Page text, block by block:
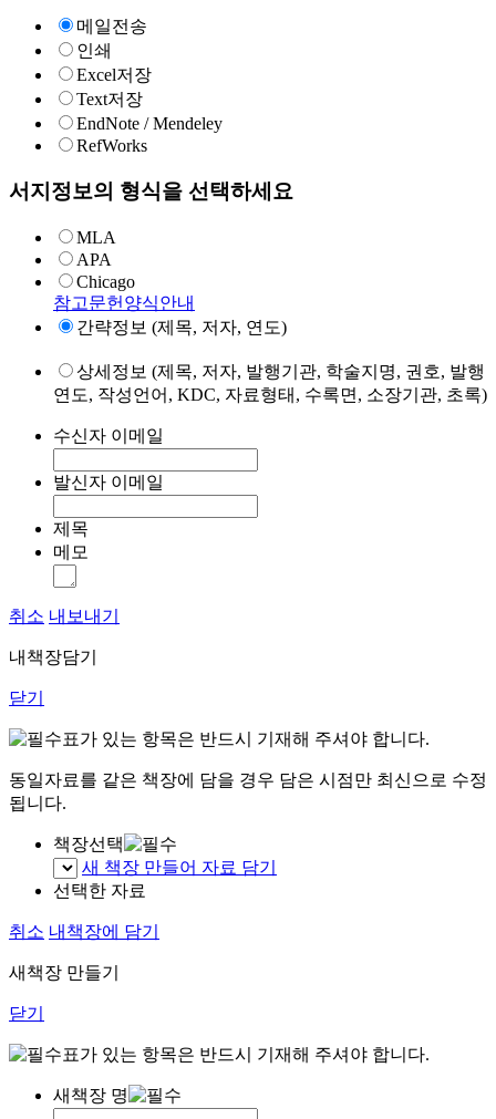
메일전송
인쇄
Excel저장
Text저장
EndNote / Mendeley
RefWorks
서지정보의 형식을 선택하세요
MLA
APA
Chicago
참고문헌양식안내
간략정보 (제목, 저자, 연도)
상세정보 (제목, 저자, 발행기관, 학술지명, 권호, 발행
연도, 작성언어, KDC, 자료형태, 수록면, 소장기관, 초록)
수신자 이메일
발신자 이메일
제목
메모
취소 내보내기
내책장담기
닫기
표가 있는 항목은 반드시 기재해 주셔야 합니다.
동일자료를 같은 책장에 담을 경우 담은 시점만 최신으로 수정
됩니다.
책장선택
새 책장 만들어 자료 담기
선택한 자료
취소 내책장에 담기
새책장 만들기
닫기
표가 있는 항목은 반드시 기재해 주셔야 합니다.
새책장 명